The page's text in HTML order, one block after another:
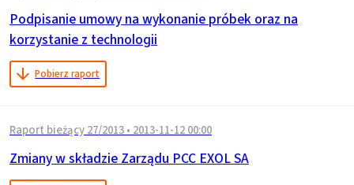
Podpisanie umowy na wykonanie próbek oraz na
korzystanie z technologii
Pobierz raport
Raport bieżący 27/2013 • 2013-11-12 00:00
Zmiany w składzie Zarządu PCC EXOL SA